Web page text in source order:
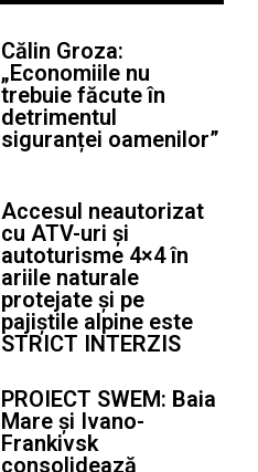
Călin Groza:
„Economiile nu
trebuie făcute în
detrimentul
siguranței oamenilor”
Accesul neautorizat
cu ATV-uri și
autoturisme 4×4 în
ariile naturale
protejate și pe
pajiștile alpine este
STRICT INTERZIS
PROIECT SWEM: Baia
Mare și Ivano-
Frankivsk
consolidează